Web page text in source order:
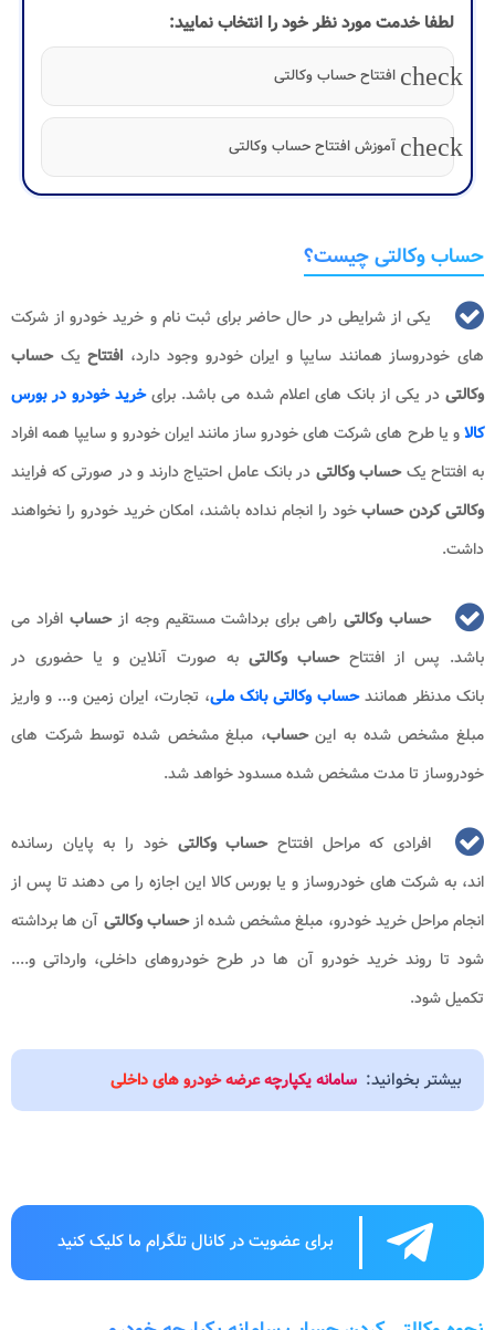
لطفا خدمت مورد نظر خود را انتخاب نمایید:
check افتتاح حساب وکالتی
check آموزش افتتاح حساب وکالتی
حساب وکالتی چیست؟
یکی از شرایطی در حال حاضر برای ثبت نام و خرید خودرو از شرکت
های خودروساز همانند سایپا و ایران خودرو وجود دارد، افتتاح یکحساب
وکالتیدر یکی از بانک های اعلام شده می باشد. برایخرید خودرو در بورس
کالاو یا طرح های شرکت های خودرو ساز مانند ایران خودرو و سایپا همه افراد
به افتتاح یکحساب وکالتی در بانک عامل احتیاج دارند و در صورتی که فرایند
وکالتی کردن حسابخود را انجام نداده باشند، امکان خرید خودرو را نخواهند
داشت.
حساب وکالتیراهی برای برداشت مستقیم وجه ازحسابافراد می
باشد. پس از افتتاححساب وکالتی به صورت آنلاین و یا حضوری در
بانک مدنظر همانندحساب وکالتی بانک ملی، تجارت، ایران زمین و... و واریز
مبلغ مشخص شده به اینحساب، مبلغ مشخص شده توسط شرکت های
خودروساز تا مدت مشخص شده مسدود خواهد شد.
افرادی که مراحل افتتاححساب وکالتی خود را به پایان رسانده
اند، به شرکت های خودروساز و یا بورس کالا این اجازه را می دهند تا پس از
انجام مراحل خرید خودرو، مبلغ مشخص شده ازحساب وکالتی آن ها برداشته
شود تا روند خرید خودرو آن ها در طرح خودروهای داخلی، وارداتی و....
تکمیل شود.
بیشتر بخوانید: سامانه یکپارچه عرضه خودرو های داخلی
برای عضویت در کانال تلگرام ما کلیک کنید